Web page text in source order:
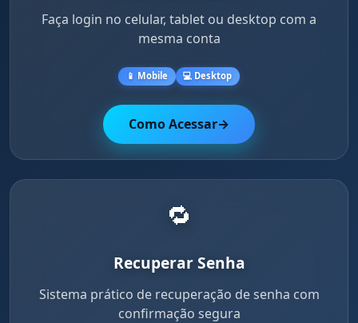
Faça login no celular, tablet ou desktop com a
mesma conta
📱 Mobile 💻 Desktop
Como Acessar→
🔁
Recuperar Senha
Sistema prático de recuperação de senha com
confirmação segura